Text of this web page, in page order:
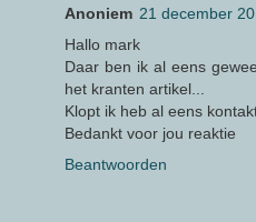
Anoniem 21 december
Hallo mark
Daar ben ik al eens
het kranten artikel...
Klopt ik heb al eens
Bedankt voor jou reaktie
Beantwoorden